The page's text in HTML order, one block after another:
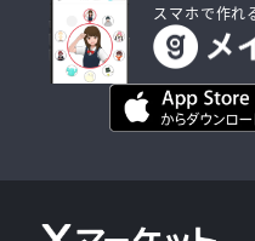
スマホで作れ